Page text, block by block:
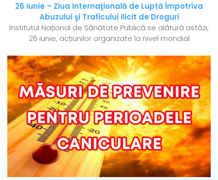
26 iunie – Ziua Internaţională de Luptă Împotriva
Abuzului şi Traficului Ilicit de Droguri
Institutul Național de Sănătate Publică se alătură astăzi,
26 iunie, acțiunilor organizate la nivel mondial